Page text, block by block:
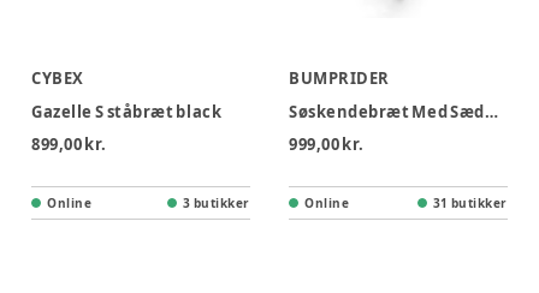
CYBEX
Gazelle S ståbræt black
899,00 kr.
Online 3 butikker
BUMPRIDER
Søskendebræt Med Sæde - Sort
999,00 kr.
Online 31 butikker